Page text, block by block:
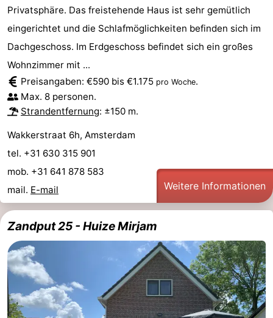
-
Spielplätze
Indoor-
Spielplätze
-
Bowling
Wellness-
Zentren
Dörfer
&
Städte
Natur
Führungen
Sport
-
Schwimmbader
-
Radfahren
-
Wandern
-
Privatsphäre. Das freistehende Haus ist sehr gemütlich
eingerichtet und die Schlafmöglichkeiten befinden sich im
Dachgeschoss. Im Erdgeschoss befindet sich ein großes
Wohnzimmer mit ...
Preisangaben: €590 bis €1.175 pro Woche.
Max. 8 personen.
Strandentfernung: ±150 m.
Wakkerstraat 6h, Amsterdam
tel. +31 630 315 901
mob. +31 641 878 583
mail. E-mail Weitere Informationen
Zandput 25 - Huize Mirjam